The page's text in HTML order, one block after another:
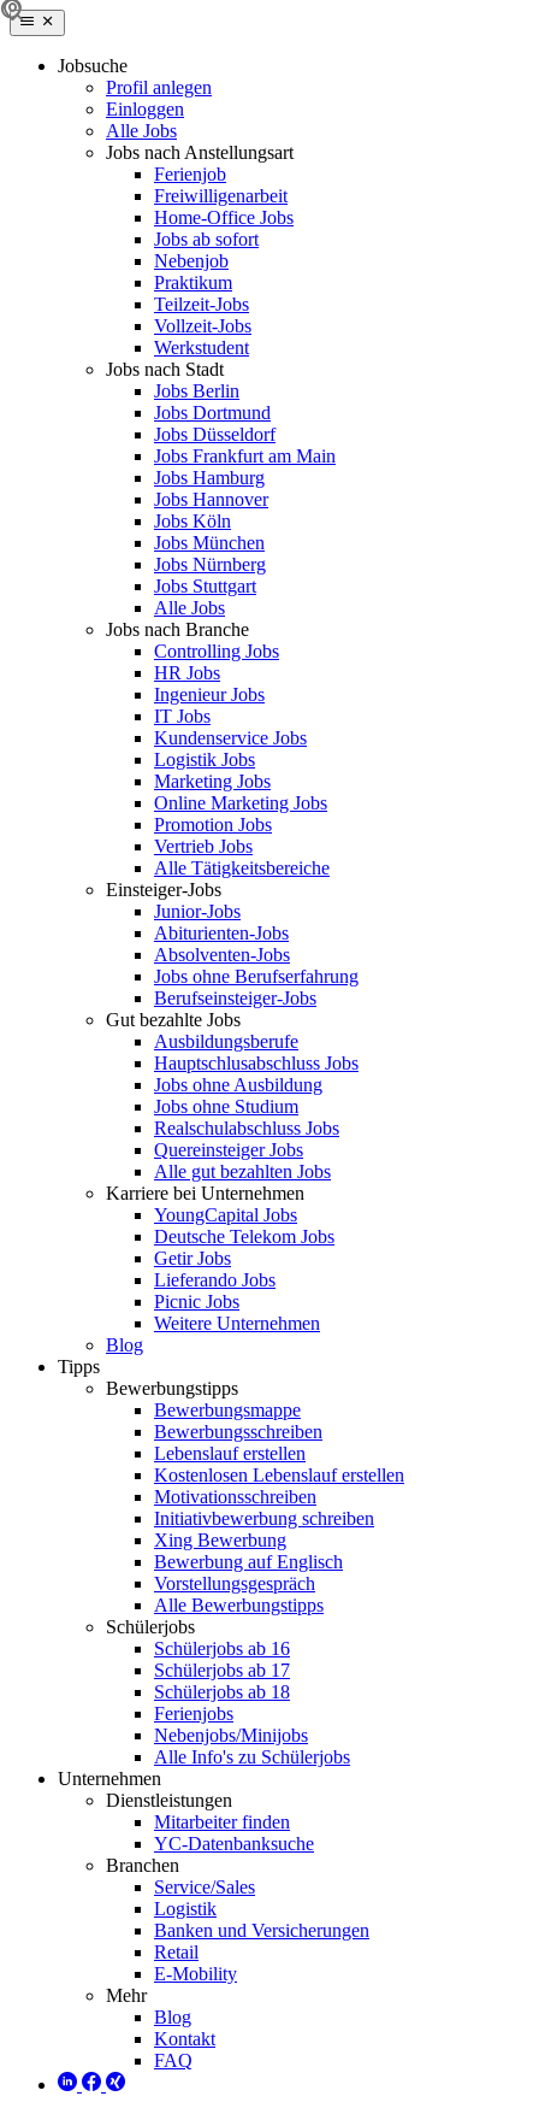
Jobsuche
Profil anlegen
Einloggen
Alle Jobs
Jobs nach Anstellungsart
Ferienjob
Freiwilligenarbeit
Home-Office Jobs
Jobs ab sofort
Nebenjob
Praktikum
Teilzeit-Jobs
Vollzeit-Jobs
Werkstudent
Jobs nach Stadt
Jobs Berlin
Jobs Dortmund
Jobs Düsseldorf
Jobs Frankfurt am Main
Jobs Hamburg
Jobs Hannover
Jobs Köln
Jobs München
Jobs Nürnberg
Jobs Stuttgart
Alle Jobs
Jobs nach Branche
Controlling Jobs
HR Jobs
Ingenieur Jobs
IT Jobs
Kundenservice Jobs
Logistik Jobs
Marketing Jobs
Online Marketing Jobs
Promotion Jobs
Vertrieb Jobs
Alle Tätigkeitsbereiche
Einsteiger-Jobs
Junior-Jobs
Abiturienten-Jobs
Absolventen-Jobs
Jobs ohne Berufserfahrung
Berufseinsteiger-Jobs
Gut bezahlte Jobs
Ausbildungsberufe
Hauptschlusabschluss Jobs
Jobs ohne Ausbildung
Jobs ohne Studium
Realschulabschluss Jobs
Quereinsteiger Jobs
Alle gut bezahlten Jobs
Karriere bei Unternehmen
YoungCapital Jobs
Deutsche Telekom Jobs
Getir Jobs
Lieferando Jobs
Picnic Jobs
Weitere Unternehmen
Blog
Tipps
Bewerbungstipps
Bewerbungsmappe
Bewerbungsschreiben
Lebenslauf erstellen
Kostenlosen Lebenslauf erstellen
Motivationsschreiben
Initiativbewerbung schreiben
Xing Bewerbung
Bewerbung auf Englisch
Vorstellungsgespräch
Alle Bewerbungstipps
Schülerjobs
Schülerjobs ab 16
Schülerjobs ab 17
Schülerjobs ab 18
Ferienjobs
Nebenjobs/Minijobs
Alle Info's zu Schülerjobs
Unternehmen
Dienstleistungen
Mitarbeiter finden
YC-Datenbanksuche
Branchen
Service/Sales
Logistik
Banken und Versicherungen
Retail
E-Mobility
Mehr
Blog
Kontakt
FAQ